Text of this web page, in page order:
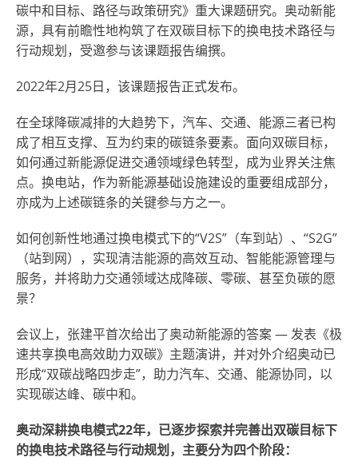
碳中和目标、路径与政策研究》重大课题研究。奥动新能
源，具有前瞻性地构筑了在双碳目标下的换电技术路径与
行动规划，受邀参与该课题报告编撰。
2022年2月25日，该课题报告正式发布。
在全球降碳减排的大趋势下，汽车、交通、能源三者已构
成了相互支撑、互为约束的碳链条要素。面向双碳目标，
如何通过新能源促进交通领域绿色转型，成为业界关注焦
点。换电站，作为新能源基础设施建设的重要组成部分，
亦成为上述碳链条的关键参与方之一。
如何创新性地通过换电模式下的“V2S”（车到站）、“S2G”
（站到网），实现清洁能源的高效互动、智能能源管理与
服务，并将助力交通领域达成降碳、零碳、甚至负碳的愿
景？
会议上，张建平首次给出了奥动新能源的答案—发表《极
速共享换电高效助力双碳》主题演讲，并对外介绍奥动已
形成“双碳战略四步走”，助力汽车、交通、能源协同，以
实现碳达峰、碳中和。
奥动深耕换电模式22年，已逐步探索并完善出双碳目标下
的换电技术路径与行动规划，主要分为四个阶段：